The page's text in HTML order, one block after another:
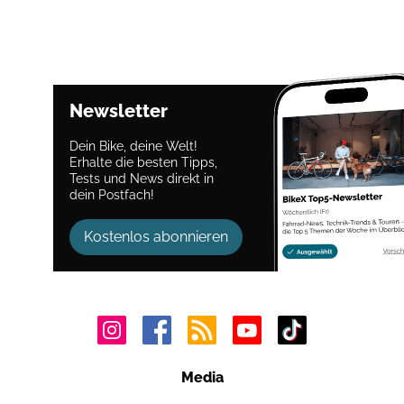
Newsletter
Dein Bike, deine Welt!
Erhalte die besten Tipps,
Tests und News direkt in
dein Postfach!
Kostenlos abonnieren
Media